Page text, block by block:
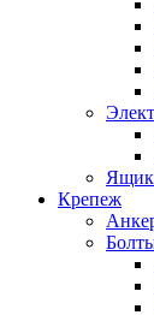
Крепеж